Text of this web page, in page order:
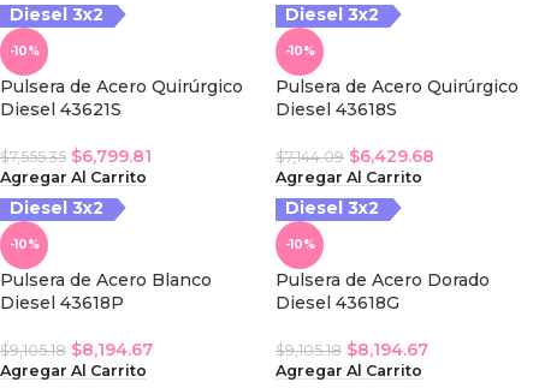
Diesel 3x2
-10%
Pulsera de Acero Quirúrgico
Diesel 43621S
$7,555.35 $6,799.81
Agregar Al Carrito
Diesel 3x2
3x2
-10%
Pulsera de Acero Quirúrgico
Diesel 43618S
$7,144.09 $6,429.68
Agregar Al Carrito
Diesel 3x2
-10%
Pulsera de Acero Blanco
Diesel 43618P
$9,105.18 $8,194.67
Agregar Al Carrito
Diesel 3x2
3x2
-10%
Pulsera de Acero Dorado
Diesel 43618G
$9,105.18 $8,194.67
Agregar Al Carrito